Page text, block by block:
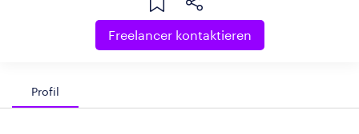
Freelancer kontaktieren
Profil